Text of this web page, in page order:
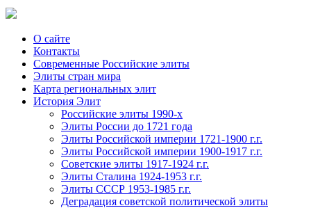
О сайте
Контакты
Современные Российские элиты
Элиты стран мира
Картa региональных элит
История Элит
Российские элиты 1990-х
Элиты России до 1721 года
Элиты Российской империи 1721-1900 г.г.
Элиты Российской империи 1900-1917 г.г.
Советские элиты 1917-1924 г.г.
Элиты Сталина 1924-1953 г.г.
Элиты СССР 1953-1985 г.г.
Деградация советской политической элиты